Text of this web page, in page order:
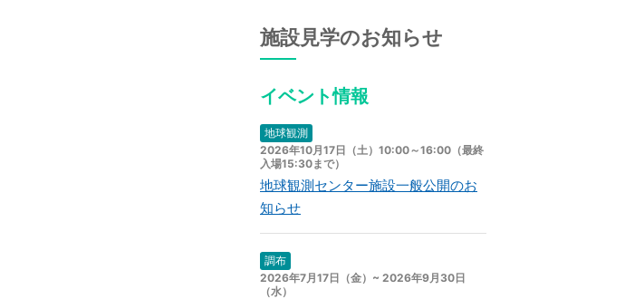
施設見学のお知らせ
イベント情報
地球観測
2026年10月17日（土）10:00～16:00（最終
入場15:30まで）
地球観測センター施設一般公開のお
知らせ
調布
2026年7月17日（金）~ 2026年9月30日
（水）